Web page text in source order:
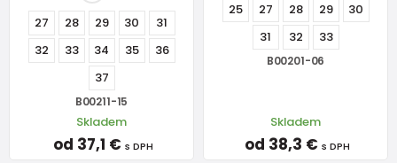
27 28 29 30
31
32
33 34 35
36
37
B00211-15
Skladem
od 37,1 € s DPH
25 27 28 29
30
31
32 33
B00201-06
Skladem
od 38,3 € s DPH